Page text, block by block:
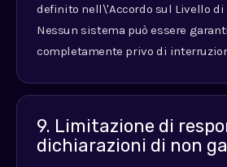
definito nell\'Accordo sul Livello di
Nessun sistema può essere
completamente privo di
9. Limitazione di
dichiarazioni di non